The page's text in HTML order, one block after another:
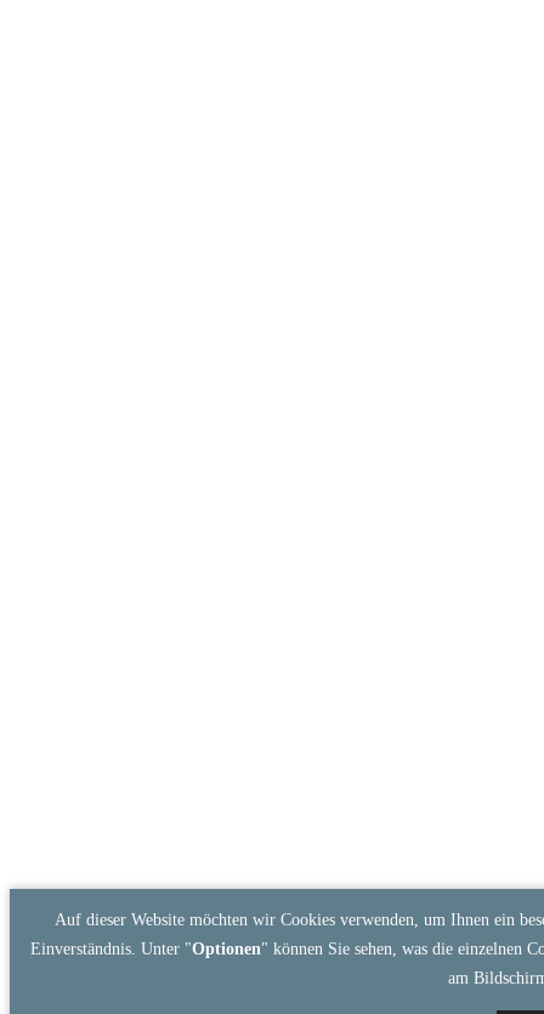
Auf dieser Website möchten wir Cookies verwenden, um Ihnen ein
Einverständnis. Unter "Optionen" können Sie sehen, was die einzelnen
am